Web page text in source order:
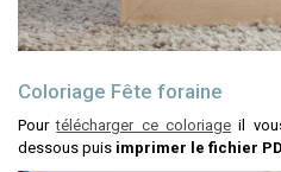
Coloriage Fête foraine
Pourtélécharger ce coloriage il
dessous puis imprimer le fichier